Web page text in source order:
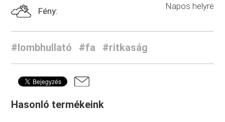
Fény: Napos helyre
#lombhullató #fa #ritkaság
Hasonló termékeink